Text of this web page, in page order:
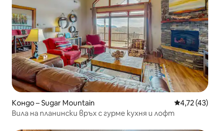
Кондо – Sugar Mountain Средна
4,72 (43)
Вила на планински връх с гурме кухня и лофт